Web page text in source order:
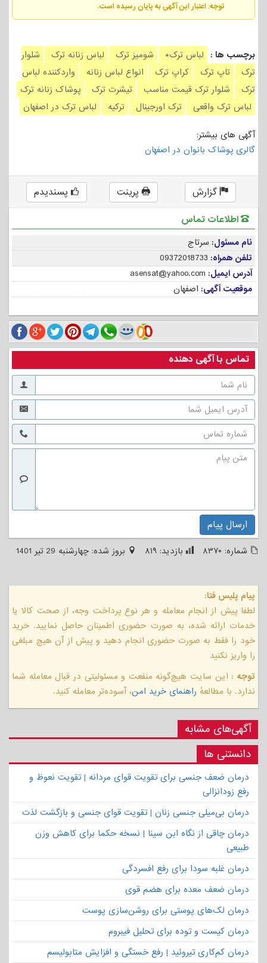
توجه: اعتبار این آگهی به پایان رسیده است.
برچسب ها : لباس ترک* شومیز ترک لباس زنانه ترک
شلوار
ترک
تاپ ترک کراپ ترک انواع لباس زنانه
واردکننده لباس
ترک
شلوار ترک قیمت مناسب تیشرت ترک
پوشاک زنانه ترک
لباس ترک واقعی
ترک اورجینال ترکیه لباس ترک در اصفهان
آگهی های بیشتر:
گالری پوشاک بانوان در اصفهان
گزارش پرینت
پسندیدم
اطلاعات تماس
نام مسئول: سرتاج
تلفن همراه: 09372018733
آدرس ایمیل: asensat@yahoo.com
موقعیت آگهی: اصفهان
تماس با آگهی دهنده
ارسال پیام
شماره: ۸۳۷۰ بازدید: ۸۱۹ بروز شده: چهارشنبه 29 تیر 1401
پیام پلیس فتا:
لطفا پیش از انجام معامله و هر نوع پرداخت وجه، از صحت کالا یا
خدمات ارائه شده، به صورت حضوری اطمینان حاصل نمایید. خرید
خود را فقط به صورت حضوری انجام دهید و پیش از آن هیچ مبلغی
را واریز نکنید
توجه : این سایت هیچ‌گونه منفعت و مسئولیتی در قبال معامله شما
ندارد. با مطالعهٔ راهنمای خرید امن، آسوده‌تر معامله کنید.
آگهی‌های مشابه
دانستنی ها
درمان ضعف جنسی برای تقویت قوای مردانه | تقویت نعوظ و
رفع زودانزالی
درمان بی‌میلی جنسی زنان | تقویت قوای جنسی و بازگشت لذت
درمان چاقی از نگاه ابن سینا | نسخه حکما برای کاهش وزن
طبیعی
درمان غلبه سودا برای رفع افسردگی
درمان ضعف معده برای هضم قوی
درمان لک‌های پوستی برای روشن‌سازی پوست
درمان کیست و توده برای تحلیل فیبروم
درمان کم‌کاری تیروئید | رفع خستگی و افزایش متابولیسم